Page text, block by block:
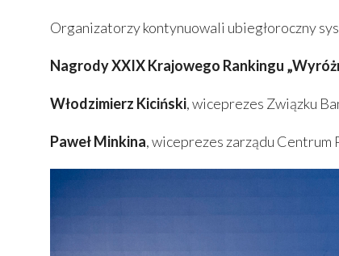
Organizatorzy kontynuowali ubiegłoroczny
Nagrody XXIX Krajowego Rankingu
Włodzimierz Kiciński, wiceprezes Związku
Paweł Minkina, wiceprezes zarządu Centrum